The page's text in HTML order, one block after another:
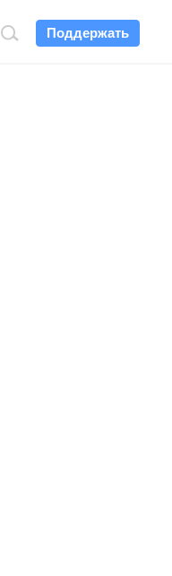
Поддержать
Поиск